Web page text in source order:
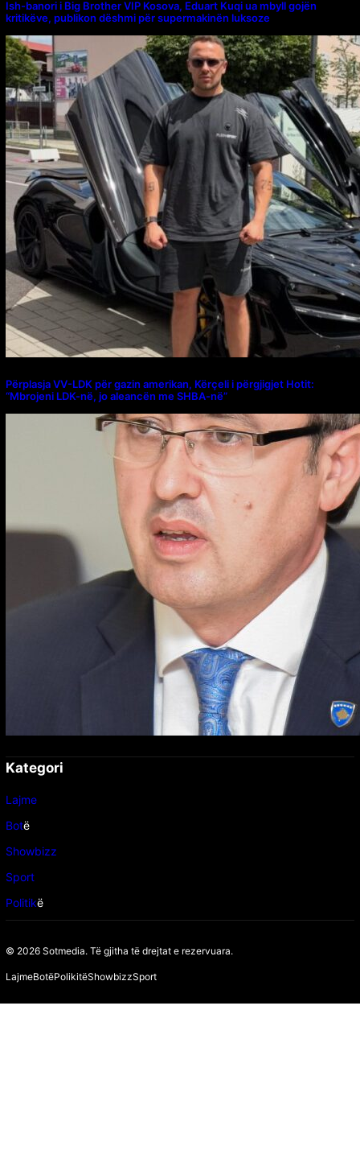
Ish-banori i Big Brother VIP Kosova, Eduart Kuqi ua mbyll gojën
kritikëve, publikon dëshmi për supermakinën luksoze
Përplasja VV-LDK për gazin amerikan, Kërçeli i përgjigjet Hotit:
“Mbrojeni LDK-në, jo aleancën me SHBA-në”
Kategori
Lajme
Botë
Showbizz
Sport
Politikë
© 2026 Sotmedia. Të gjitha të drejtat e rezervuara.
LajmeBotëPolikitëShowbizzSport